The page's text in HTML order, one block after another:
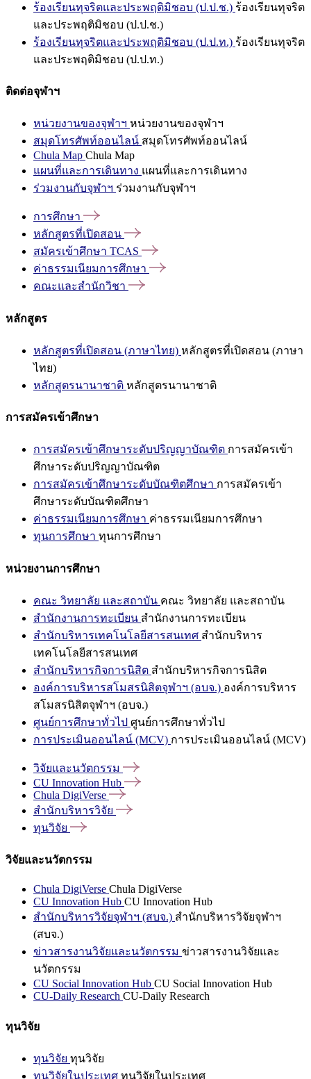
ร้องเรียนทุจริตและประพฤติมิชอบ (ป.ป.ช.) ร้องเรียนทุจริต
และประพฤติมิชอบ (ป.ป.ช.)
ร้องเรียนทุจริตและประพฤติมิชอบ (ป.ป.ท.) ร้องเรียนทุจริต
และประพฤติมิชอบ (ป.ป.ท.)
ติดต่อจุฬาฯ
หน่วยงานของจุฬาฯ หน่วยงานของจุฬาฯ
สมุดโทรศัพท์ออนไลน์ สมุดโทรศัพท์ออนไลน์
Chula Map Chula Map
แผนที่และการเดินทาง แผนที่และการเดินทาง
ร่วมงานกับจุฬาฯ ร่วมงานกับจุฬาฯ
การศึกษา
หลักสูตรที่เปิดสอน
สมัครเข้าศึกษา TCAS
ค่าธรรมเนียมการศึกษา
คณะและสำนักวิชา
หลักสูตร
หลักสูตรที่เปิดสอน (ภาษาไทย) หลักสูตรที่เปิดสอน (ภาษา
ไทย)
หลักสูตรนานาชาติ หลักสูตรนานาชาติ
การสมัครเข้าศึกษา
การสมัครเข้าศึกษาระดับปริญญาบัณฑิต การสมัครเข้า
ศึกษาระดับปริญญาบัณฑิต
การสมัครเข้าศึกษาระดับบัณฑิตศึกษา การสมัครเข้า
ศึกษาระดับบัณฑิตศึกษา
ค่าธรรมเนียมการศึกษา ค่าธรรมเนียมการศึกษา
ทุนการศึกษา ทุนการศึกษา
หน่วยงานการศึกษา
คณะ วิทยาลัย และสถาบัน คณะ วิทยาลัย และสถาบัน
สำนักงานการทะเบียน สำนักงานการทะเบียน
สำนักบริหารเทคโนโลยีสารสนเทศ สำนักบริหาร
เทคโนโลยีสารสนเทศ
สำนักบริหารกิจการนิสิต สำนักบริหารกิจการนิสิต
องค์การบริหารสโมสรนิสิตจุฬาฯ (อบจ.) องค์การบริหาร
สโมสรนิสิตจุฬาฯ (อบจ.)
ศูนย์การศึกษาทั่วไป ศูนย์การศึกษาทั่วไป
การประเมินออนไลน์ (MCV) การประเมินออนไลน์ (MCV)
วิจัยและนวัตกรรม
CU Innovation Hub
Chula DigiVerse
สำนักบริหารวิจัย
ทุนวิจัย
วิจัยและนวัตกรรม
Chula DigiVerse Chula DigiVerse
CU Innovation Hub CU Innovation Hub
สำนักบริหารวิจัยจุฬาฯ (สบจ.) สำนักบริหารวิจัยจุฬาฯ
(สบจ.)
ข่าวสารงานวิจัยและนวัตกรรม ข่าวสารงานวิจัยและ
นวัตกรรม
CU Social Innovation Hub CU Social Innovation Hub
CU-Daily Research CU-Daily Research
ทุนวิจัย
ทุนวิจัย ทุนวิจัย
ทุนวิจัยในประเทศ ทุนวิจัยในประเทศ